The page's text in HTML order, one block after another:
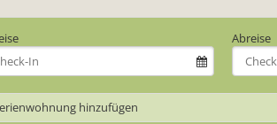
Abreise
hinzufügen